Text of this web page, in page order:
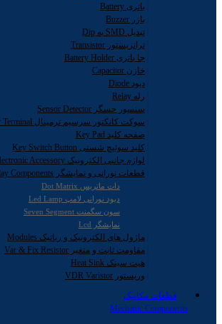
باتری Battery
بازر Buzzer
تبدیل SMD به Dip
ترانزیستور Transistor
جا باتری Battery Holder
خازن Capacitor
دیود Diode
رله Relay
سنسور حسگر Sensor Detector
سوکت کانکتور سرسیم ترمینال Sucket Connector Terminal
صفحه کلید Key Pad
کلید سوئیچ شستی Key Switch Button
لوازم جانبی الکترونیک Electronic Accessory
قطعات نورانی و نمایشگر Light & Display Components
دات ماتریس Dot Matrix
دیود نورانی لامپ Led Lamp
سون سگمنت Seven Segment
نمایشگر Lcd
ماژول های الکترونیک و رباتیک Modules
مقاومت ثابت و متغیر Var & Fix Resistor
هیت سینک Heat Sink
وریستور VDR Varistor
قطعات مکانیک
Mechanic Components